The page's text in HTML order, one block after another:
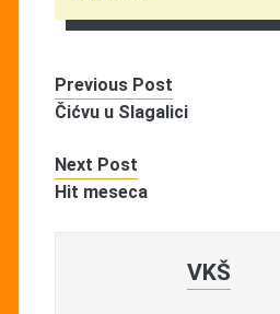
Previous Post
Čićvu u Slagalici
Next Post
Hit meseca
VKŠ